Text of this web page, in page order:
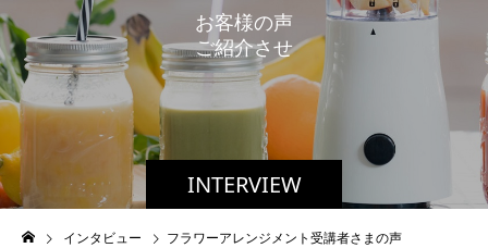
INTERVIEW
お客様の声
ご紹介させて頂きます 。
インタビュー フラワーアレンジメント受講者さまの声